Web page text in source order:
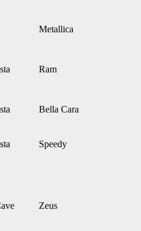
Metallica
Ram
Bella Cara
Speedy
Zeus